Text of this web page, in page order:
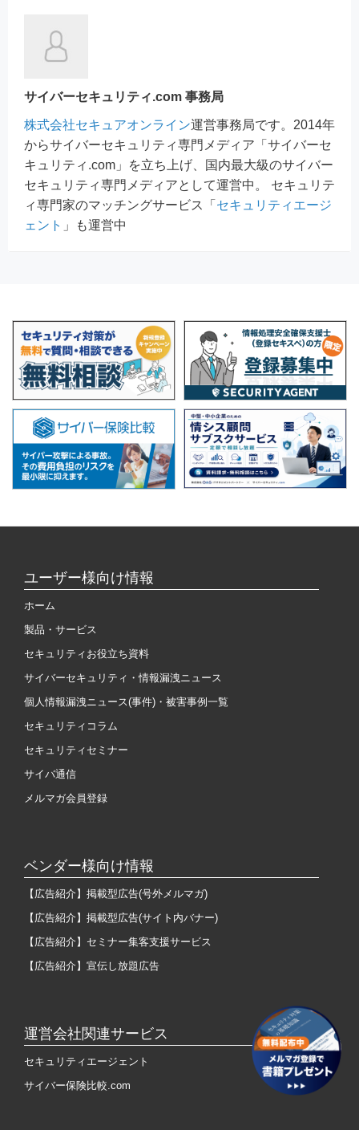
サイバーセキュリティ.com 事務局
株式会社セキュアオンライン運営事務局です。2014年
からサイバーセキュリティ専門メディア「サイバーセ
キュリティ.com」を立ち上げ、国内最大級のサイバー
セキュリティ専門メディアとして運営中。 セキュリテ
ィ専門家のマッチングサービス「 セキュリティエージ
ェント 」も運営中
ユーザー様向け情報
ホーム
製品・サービス
セキュリティお役立ち資料
サイバーセキュリティ・情報漏洩ニュース
個人情報漏洩ニュース(事件)・被害事例一覧
セキュリティコラム
セキュリティセミナー
サイバ通信
メルマガ会員登録
ベンダー様向け情報
【広告紹介】掲載型広告(号外メルマガ)
【広告紹介】掲載型広告(サイト内バナー)
【広告紹介】セミナー集客支援サービス
【広告紹介】宣伝し放題広告
運営会社関連サービス
セキュリティエージェント
サイバー保険比較.com